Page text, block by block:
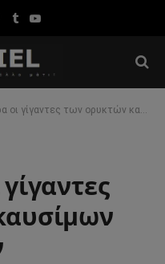
TumblrYouTube
των ορυκτών καυσίμων να πληρώσουν